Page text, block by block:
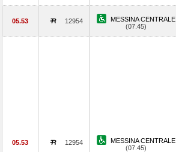
05.53 12954
MESSINA CENTRALE
(07.45)
05.53 12954
MESSINA CENTRALE
(07.45)